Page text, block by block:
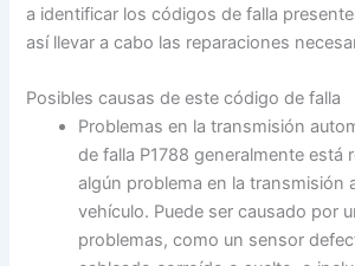
a identificar los códigos de falla
así llevar a cabo las reparaciones
Posibles causas de este código de falla
Problemas en la transmisión
de falla P1788 generalmente está
algún problema en la transmisión
vehículo. Puede ser causado por
problemas, como un sensor